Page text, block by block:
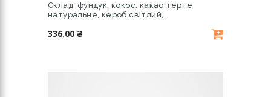
Склад: фундук, кокос, какао терте
натуральне, кероб світлий,..
336.00 ₴